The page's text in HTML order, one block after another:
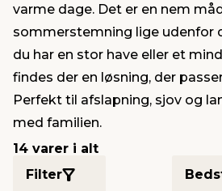
brædder
& ophæng
& opbevaring
& persienner
& sikkerhed
& ventilation
kloak
fittings
Home
& kemikalier
& fugemasse
maskiner
& spande
underholdning
udendørs spa
varme dage. Det er en nem
sommerstemning lige udenfor
du har en stor have eller et
findes der en løsning, der
Perfekt til afslapning, sjov og
med familien.
14 varer i alt
Filter